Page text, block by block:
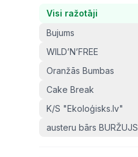
Visi ražotāji
Bujums
WILD’N’FREE
Oranžās Bumbas
Cake Break
K/S "Ekoloģisks.lv"
austeru bārs BURŽUJS